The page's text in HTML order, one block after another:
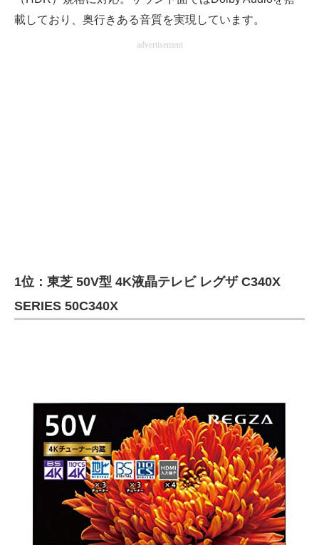
載しており、奥行きある音質を実現しています。
advertisement
1位：東芝 50V型 4K液晶テレビ レグザ C340X
SERIES 50C340X